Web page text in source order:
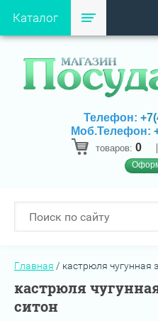
Каталог
Телефон:
Моб.Телефон:
товаров: 0
Главная / кастрюля чугунная
кастрюля
ситон